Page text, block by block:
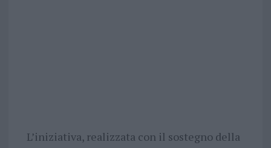
L’iniziativa, realizzata con il sostegno della